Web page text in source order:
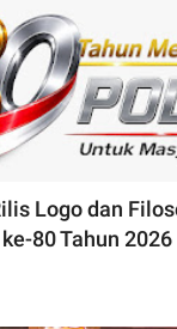
Logo dan
80 Tahun 2026